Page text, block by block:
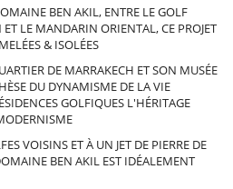
BEN AKIL, ENTRE LE GOLF
LE MANDARIN ORIENTAL, CE PROJET
& ISOLÉES
DE MARRAKECH ET SON MUSÉE
DU DYNAMISME DE LA VIE
GOLFIQUES L'HÉRITAGE
VOISINS ET À UN JET DE PIERRE DE
BEN AKIL EST IDÉALEMENT